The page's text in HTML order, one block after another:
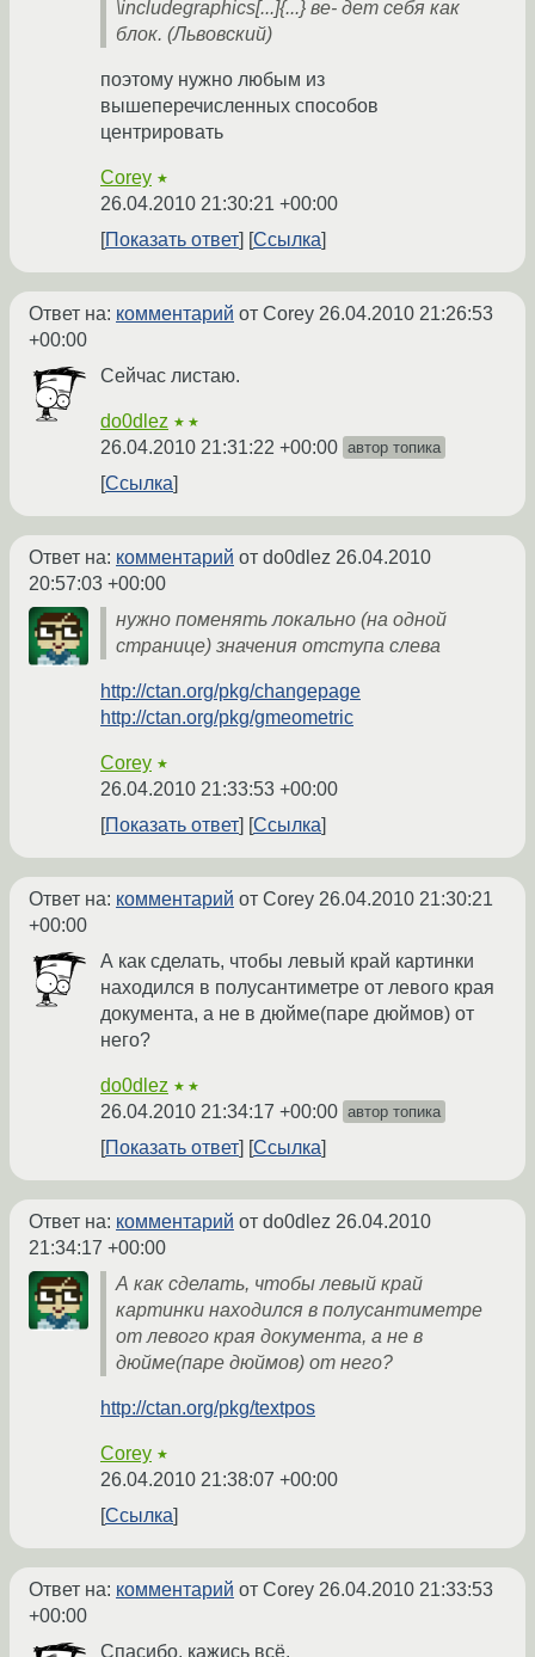
\includegraphics[...]{...} ве- дет себя как
блок. (Львовский)
поэтому нужно любым из
вышеперечисленных способов
центрировать
Corey ★
26.04.2010 21:30:21 +00:00
Показать ответ
Ссылка
Ответ на: комментарий от Corey 26.04.2010 21:26:53
+00:00
Сейчас листаю.
do0dlez ★★
26.04.2010 21:31:22 +00:00 автор топика
Ссылка
Ответ на: комментарий от do0dlez 26.04.2010
20:57:03 +00:00
нужно поменять локально (на одной
странице) значения отступа слева
http://ctan.org/pkg/changepage
http://ctan.org/pkg/gmeometric
Corey ★
26.04.2010 21:33:53 +00:00
Показать ответ
Ссылка
Ответ на: комментарий от Corey 26.04.2010 21:30:21
+00:00
А как сделать, чтобы левый край картинки
находился в полусантиметре от левого края
документа, а не в дюйме(паре дюймов) от
него?
do0dlez ★★
26.04.2010 21:34:17 +00:00 автор топика
Показать ответ Ссылка
Ответ на: комментарий от do0dlez 26.04.2010
21:34:17 +00:00
А как сделать, чтобы левый край
картинки находился в полусантиметре
от левого края документа, а не в
дюйме(паре дюймов) от него?
http://ctan.org/pkg/textpos
Corey ★
26.04.2010 21:38:07 +00:00
Ссылка
Ответ на: комментарий от Corey 26.04.2010 21:33:53
+00:00
Спасибо, кажись всё.